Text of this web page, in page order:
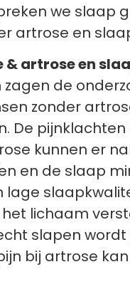
we slaap
artrose en
& artrose en
zagen de
zonder
De
kunnen er
en de slaap
lage
lichaam
slapen
bij artrose